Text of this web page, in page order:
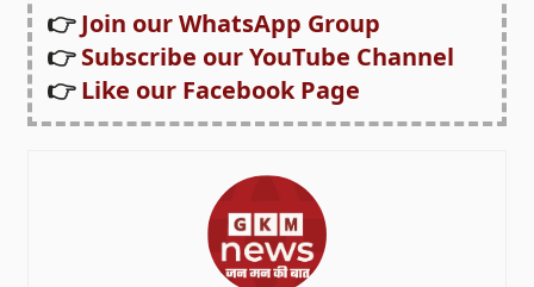
👉Join our WhatsApp Group
👉Subscribe our YouTube Channel
👉Like our Facebook Page